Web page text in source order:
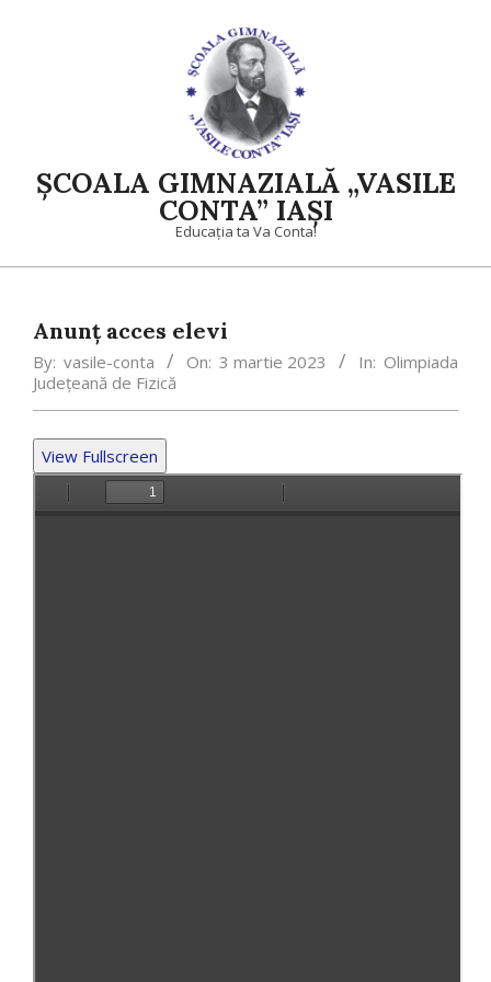
ȘCOALA GIMNAZIALĂ „VASILE
CONTA” IAȘI
Educația ta Va Conta!
MenuAnunț acces elevi
By: vasile-conta On: 3 martie 2023 In: Olimpiada
Județeană de Fizică
View Fullscreen